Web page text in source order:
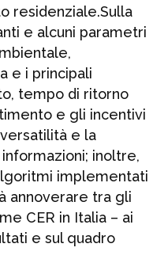
residenziale.Sulla
e alcuni parametri
e i principali
tempo di ritorno
e gli incentivi
e la
inoltre,
implementati
annoverare tra gli
CER in Italia – ai
e sul quadro